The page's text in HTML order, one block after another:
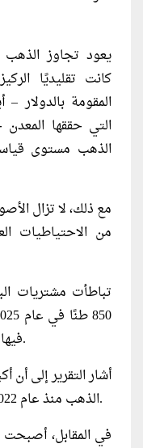
يعود تجاوز الذهب
كانت تقليديًا
المقومة بالدولار
التي حققها
مع ذلك، لا تزال
تباطأت مشتريات
فيها المشتريات الصافية 1000 طن سنويًا.
أشار التقرير إلى
الذهب منذ عام 2022 كانت الصين وبولندا وتركيا والهند.
في المقابل، أصبحت